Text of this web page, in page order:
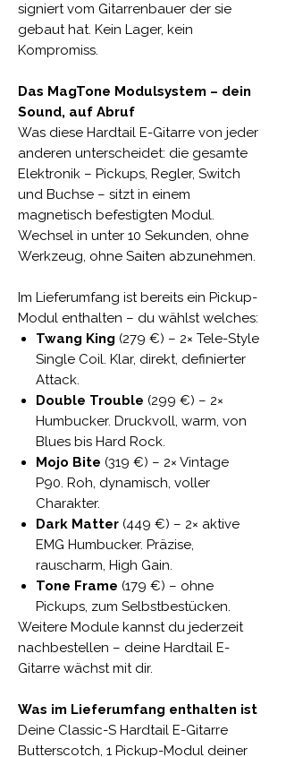
signiert vom Gitarrenbauer der sie
gebaut hat. Kein Lager, kein
Kompromiss.
Das MagTone Modulsystem – dein
Sound, auf Abruf
Was diese Hardtail E-Gitarre von jeder
anderen unterscheidet: die gesamte
Elektronik – Pickups, Regler, Switch
und Buchse – sitzt in einem
magnetisch befestigten Modul.
Wechsel in unter 10 Sekunden, ohne
Werkzeug, ohne Saiten abzunehmen.
Im Lieferumfang ist bereits ein Pickup-
Modul enthalten – du wählst welches:
Twang King (279 €) – 2× Tele-Style
Single Coil. Klar, direkt, definierter
Attack.
Double Trouble (299 €) – 2×
Humbucker. Druckvoll, warm, von
Blues bis Hard Rock.
Mojo Bite (319 €) – 2× Vintage
P90. Roh, dynamisch, voller
Charakter.
Dark Matter (449 €) – 2× aktive
EMG Humbucker. Präzise,
rauscharm, High Gain.
Tone Frame (179 €) – ohne
Pickups, zum Selbstbestücken.
Weitere Module kannst du jederzeit
nachbestellen – deine Hardtail E-
Gitarre wächst mit dir.
Was im Lieferumfang enthalten ist
Deine Classic-S Hardtail E-Gitarre
Butterscotch, 1 Pickup-Modul deiner